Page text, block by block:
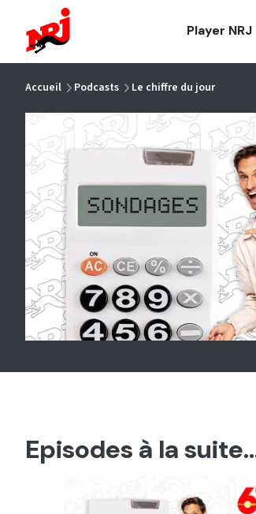
Player NRJ
Accueil Podcasts Le chiffre du jour
Episodes à la